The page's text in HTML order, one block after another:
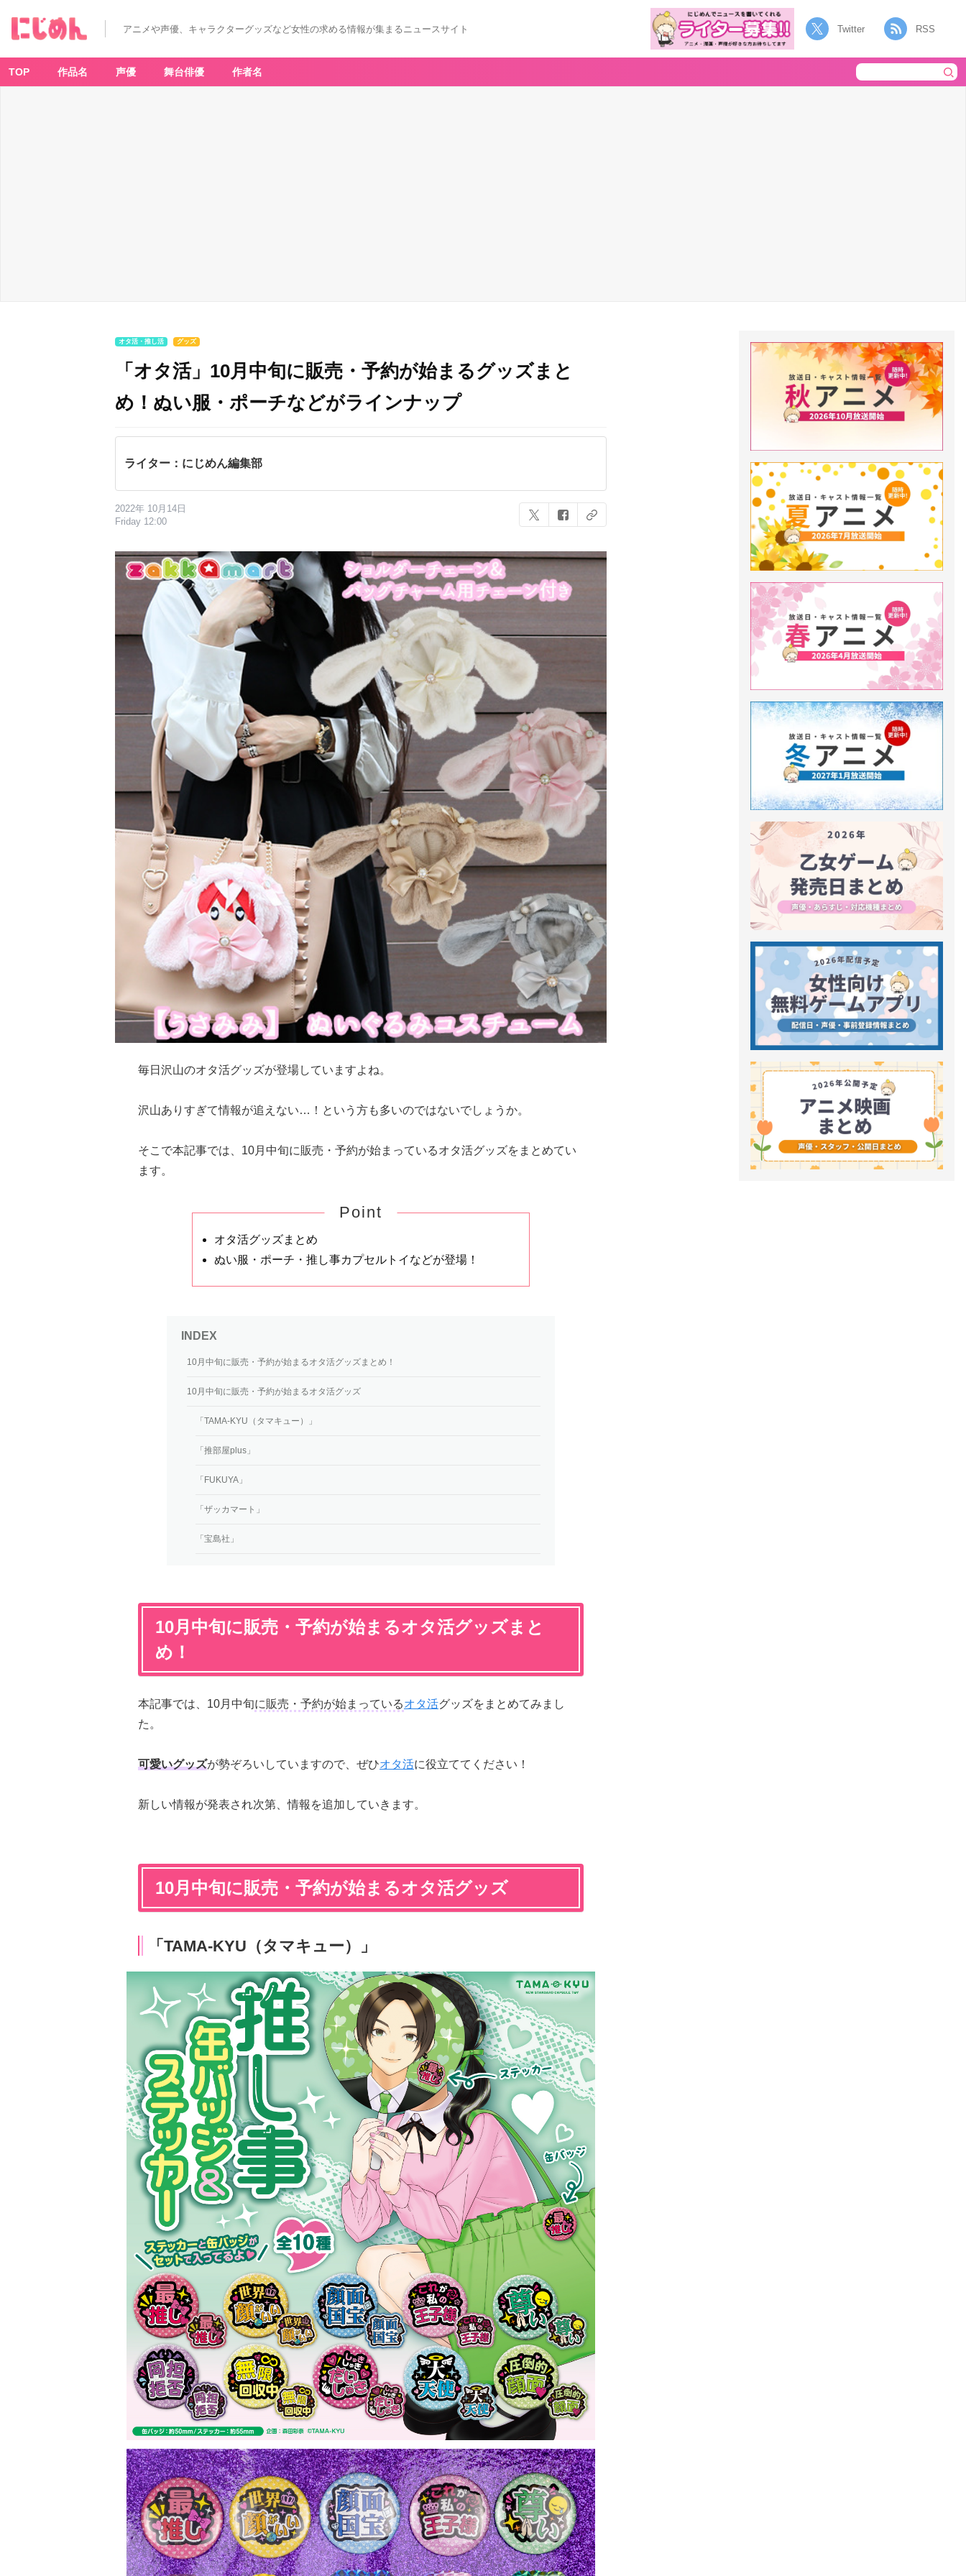
アニメや声優、キャラクターグッズなど女性の求める情報が集まるニュースサイト Twitter RSS
TOP 作品名 声優 舞台俳優 作者名
オタ活・推し活 グッズ
「オタ活」10月中旬に販売・予約が始まるグッズまと
め！ぬい服・ポーチなどがラインナップ
ライター：にじめん編集部
2022年 10月14日
Friday 12:00
毎日沢山のオタ活グッズが登場していますよね。
沢山ありすぎて情報が追えない…！という方も多いのではないでしょうか。
そこで本記事では、10月中旬に販売・予約が始まっているオタ活グッズをまとめてい
ます。
Point
オタ活グッズまとめ
ぬい服・ポーチ・推し事カプセルトイなどが登場！
10月中旬に販売・予約が始まるオタ活グッズまとめ！
10月中旬に販売・予約が始まるオタ活グッズ
「TAMA-KYU（タマキュー）」
「推部屋plus」
「FUKUYA」
「ザッカマート」
「宝島社」
10月中旬に販売・予約が始まるオタ活グッズまと
め！
本記事では、10月中旬に販売・予約が始まっているオタ活グッズをまとめてみまし
た。
可愛いグッズが勢ぞろいしていますので、ぜひオタ活に役立ててください！
新しい情報が発表され次第、情報を追加していきます。
10月中旬に販売・予約が始まるオタ活グッズ
「TAMA-KYU（タマキュー）」